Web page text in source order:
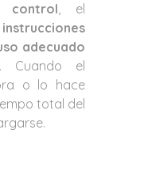
, el
adecuado
Cuando el
o lo hace
total del